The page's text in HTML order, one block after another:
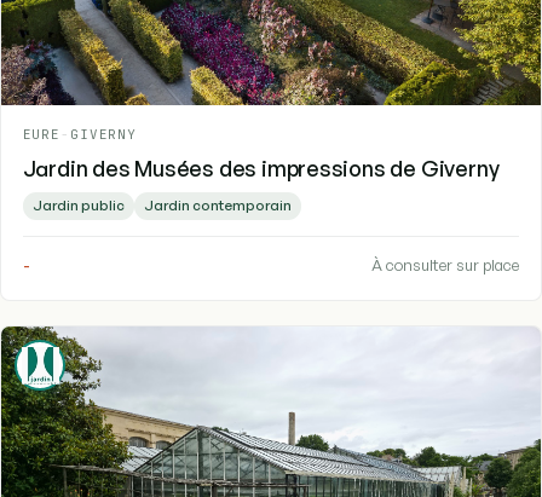
EURE - GIVERNY
Jardin des Musées des impressions de Giverny
Jardin public Jardin contemporain
- À consulter sur place